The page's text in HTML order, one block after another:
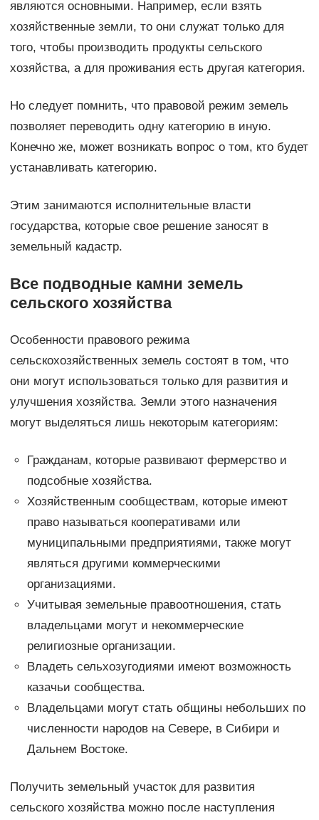
являются основными. Например, если взять
хозяйственные земли, то они служат только для
того, чтобы производить продукты сельского
хозяйства, а для проживания есть другая категория.
Но следует помнить, что правовой режим земель
позволяет переводить одну категорию в иную.
Конечно же, может возникать вопрос о том, кто будет
устанавливать категорию.
Этим занимаются исполнительные власти
государства, которые свое решение заносят в
земельный кадастр.
Все подводные камни земель
сельского хозяйства
Особенности правового режима
сельскохозяйственных земель состоят в том, что
они могут использоваться только для развития и
улучшения хозяйства. Земли этого назначения
могут выделяться лишь некоторым категориям:
Гражданам, которые развивают фермерство и
подсобные хозяйства.
Хозяйственным сообществам, которые имеют
право называться кооперативами или
муниципальными предприятиями, также могут
являться другими коммерческими
организациями.
Учитывая земельные правоотношения, стать
владельцами могут и некоммерческие
религиозные организации.
Владеть сельхозугодиями имеют возможность
казачьи сообщества.
Владельцами могут стать общины небольших по
численности народов на Севере, в Сибири и
Дальнем Востоке.
Получить земельный участок для развития
сельского хозяйства можно после наступления